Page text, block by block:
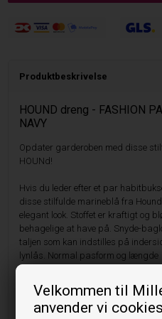
Velkommen til
anvender vi
Produktbeskrivelse
HOUND dreng - FASHION
NAVY
Opdater garderoben med disse
HOUNd!
Hvis du leder efter et par
disse stilfulde marineblå fra
elegant look. Stoffet er kraftigt og
behagelige at have på. Snyde-
taljen som kan indstilles på
lynlås. Normal pasform og længde
sortiment!